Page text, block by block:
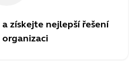
získejte nejlepší řešení
organizaci